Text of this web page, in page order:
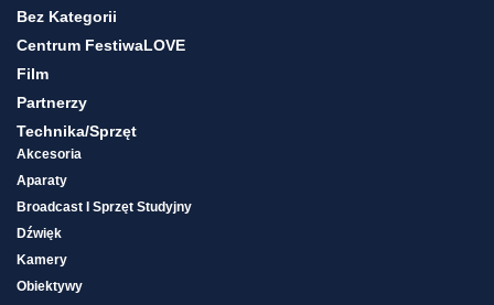
Bez Kategorii
Centrum FestiwaLOVE
Film
Partnerzy
Technika/sprzęt
Akcesoria
Aparaty
Broadcast I Sprzęt Studyjny
Dźwięk
Kamery
Obiektywy